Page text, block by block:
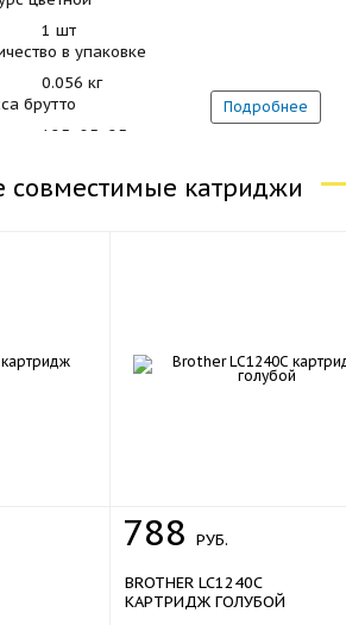
1 шт
в упаковке
0.056 кг
брутто
125x85x25 мм
0.000265625 м3
Подробнее
совместимые катриджи
788 РУБ.
BROTHER LC1240C
КАРТРИДЖ ГОЛУБОЙ